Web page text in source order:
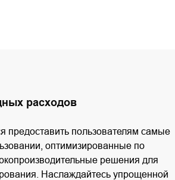
расходов
предоставить пользователям самые
оптимизированные по
решения для
Наслаждайтесь упрощенной